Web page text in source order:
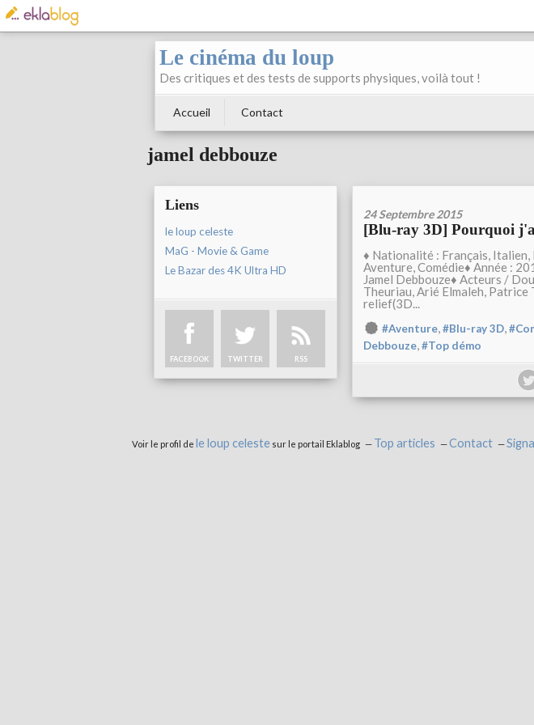
Le cinéma du loup
Des critiques et des tests de supports physiques, voilà tout !
Accueil Contact
jamel debbouze
Liens
le loup celeste
MaG - Movie & Game
Le Bazar des 4K Ultra HD
FACEBOOK TWITTER RSS
24 Septembre 2015
[Blu-ray 3D] Pourquoi
♦ Nationalité : Français, Italien,
Aventure, Comédie♦ Année :
Jamel Debbouze♦ Acteurs /
Theuriau, Arié Elmaleh,
relief(3D...
#Aventure,#Blu-ray 3D,
Debbouze,#Top démo
Voir le profil de le loup celeste sur le portail Eklablog Top articles Contact